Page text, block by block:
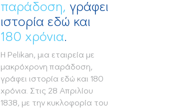
παράδοση, γράφει
ιστορία εδώ και
180 χρόνια.
Η Pelikan, μια εταιρεία με
μακρόχρονη παράδοση,
γράφει ιστορία εδώ και 180
χρόνια. Στις 28 Απριλίου
1838, με την κυκλοφορία του